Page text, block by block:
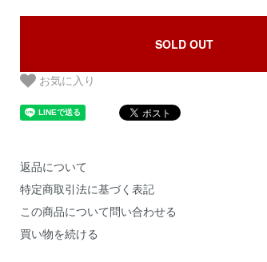
SOLD OUT
お気に入り
返品について
特定商取引法に基づく表記
この商品について問い合わせる
買い物を続ける